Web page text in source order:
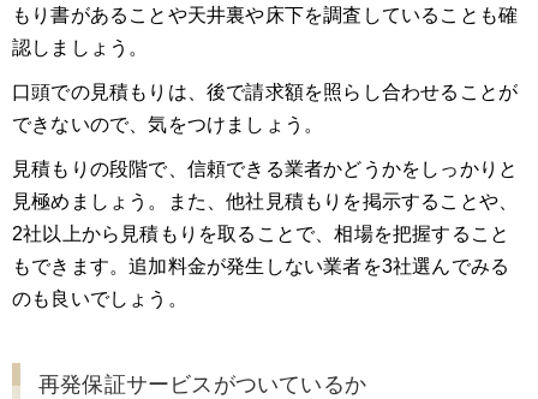
もり書があることや天井裏や床下を調査していることも確
認しましょう。
口頭での見積もりは、後で請求額を照らし合わせることが
できないので、気をつけましょう。
見積もりの段階で、信頼できる業者かどうかをしっかりと
見極めましょう。また、他社見積もりを掲示することや、
2社以上から見積もりを取ることで、相場を把握すること
もできます。追加料金が発生しない業者を3社選んでみる
のも良いでしょう。
再発保証サービスがついているか